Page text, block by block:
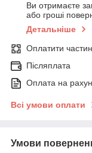
Ви отримаєте
або гроші
Детальніше
Оплатити
Післяплата
Оплата на
Всі умови оплати
Умови